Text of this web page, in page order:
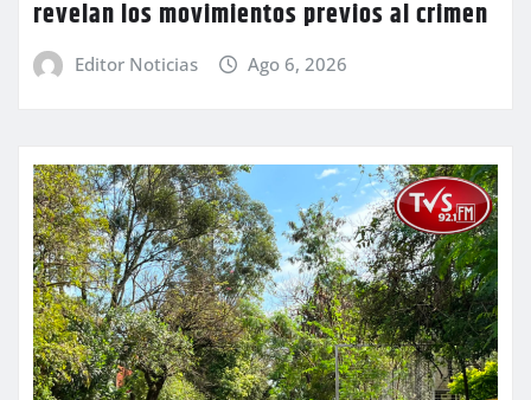
revelan los movimientos previos al crimen
Editor Noticias Ago 6, 2026